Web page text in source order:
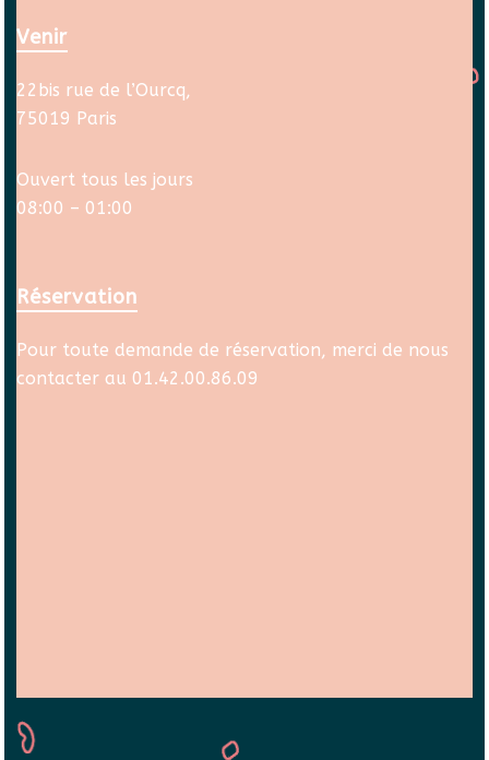
Venir
22bis rue de l’Ourcq,
75019 Paris
Ouvert tous les jours
08:00 – 01:00
Réservation
Pour toute demande de réservation, merci de nous
contacter au 01.42.00.86.09